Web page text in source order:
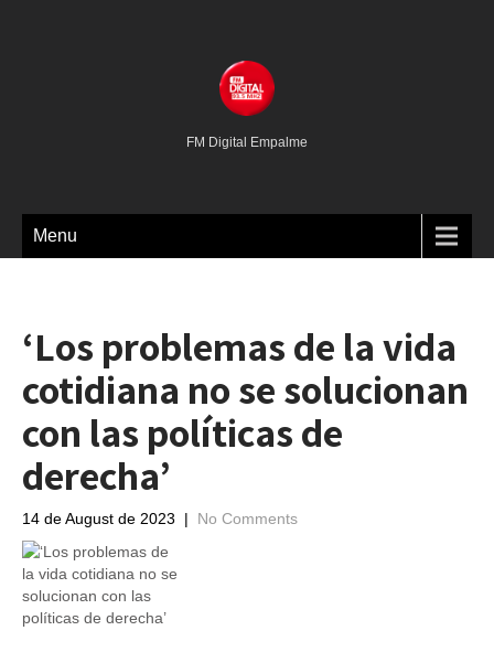
FM Digital Empalme
Menu
‘Los problemas de la vida
cotidiana no se solucionan
con las políticas de
derecha’
14 de August de 2023 | No Comments